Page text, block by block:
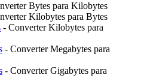
Bytes para Kilobytes
Kilobytes para Bytes
- Converter Kilobytes para
- Converter Megabytes para
- Converter Gigabytes para